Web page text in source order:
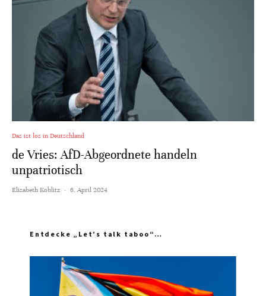
Das ist los in Deutschland
de Vries: AfD-Abgeordnete handeln
unpatriotisch
Elisabeth Koblitz · 6. April 2024
Entdecke „Let’s talk taboo“…